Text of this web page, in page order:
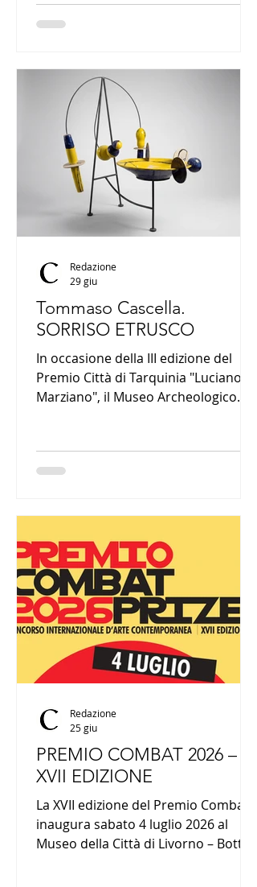
dall’Associazione culturale Blob Art
ETS in collaborazione con il Comune
vincitori delle diverse sezioni –
Pittura, Fotografia, Grafica,
Scultura/Installazione e Video –
insieme ai riconoscimenti speciali e
ai Premi Galleria, che offrono nuove
opportunità espositive e progettuali
per gli artisti selezionati.
Tommaso Cascella.
SORRISO ETRUSCO
In occasione della III edizione del
Premio Città di Tarquinia "Luciano
Marziano", il Museo Archeologico
ETRUSCO, mostra personale curata
da Lorenzo Fiorucci. Un percorso
opere dell'artista con il patrimonio
ceramica e ricerca contemporanea.
Redazione
29 giu
PREMIO COMBAT 2026 –
XVII EDIZIONE
La XVII edizione del Premio Combat
inaugura sabato 4 luglio 2026 al
Museo della Città di Livorno – Bottini
Redazione
25 giu